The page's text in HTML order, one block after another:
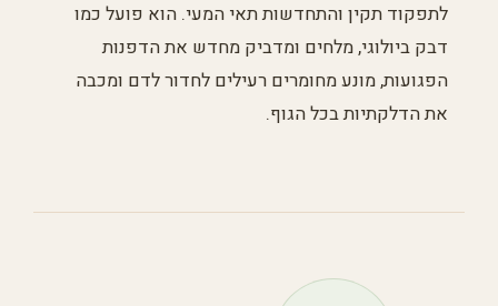
לתפקוד תקין והתחדשות תאי המעי. הוא פועל כמו
דבק ביולוגי, מלחים ומדביק מחדש את הדפנות
הפגועות, מונע מחומרים רעילים לחדור לדם ומכבה
את הדלקתיות בכל הגוף.